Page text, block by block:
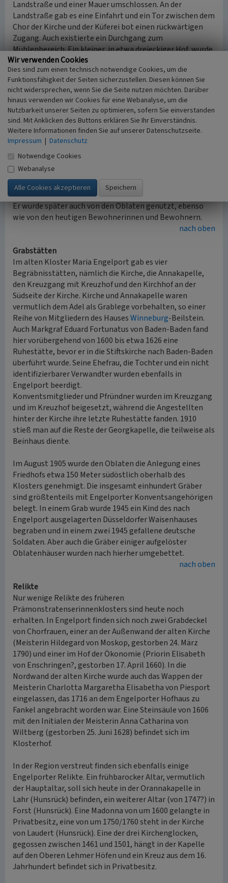
Landstraße und einer Mauer umschlossen. An der
Landstraße gab es eine Einfahrt und ein Tor zwischen dem
Chor der Kirche und der Küferei bot einen rückwärtigen
Zugang. Auch existierte ein Durchgang zum
Mühlenbereich. Ein kleiner, in etwa dreieckiger Hof, wurde
von dem Haus an der Landstraße, dem Fremdenbau und
nordwestlich von einer Mauer begrenzt. Daran schloss
sich nordwestlich der allseits ummauerte kleine
Konventsgarten an, der zur engen Klausur gehörte.
Westlich stieß der große Konventsgarten an, in den der
Fräuleinbau und das Gebäude mit dem Speisesaal und dem
Krankenzimmer hineinragten. Dieser Garten diente der
Erholung der Chorfrauen. Im sogenannten Hühnerhof
Hühnerställen; weiter gegen den Berg hin das Backhaus
und daneben an der Mauer ein Holzschuppen.
Auf der gegenüberliegenden Bachseite befand sich ein
großer Gemüsegarten, der auch für Spaziergänge diente.
Er wurde später auch von den Oblaten genutzt, ebenso
wie von den heutigen Bewohnerinnen und Bewohnern.
nach oben
Grabstätten
Im alten Kloster Maria Engelport gab es vier
Begräbnisstätten, nämlich die Kirche, die Annakapelle,
den Kreuzgang mit Kreuzhof und den Kirchhof an der
Südseite der Kirche. Kirche und Annakapelle waren
vermutlich dem Adel als Grablege vorbehalten, so einer
Reihe von Mitgliedern des HausesWinneburg-Beilstein.
Auch Markgraf Eduard Fortunatus von Baden-Baden fand
hier vorübergehend von 1600 bis etwa 1626 eine
Ruhestätte, bevor er in die Stiftskirche nach Baden-Baden
überführt wurde. Seine Ehefrau, die Tochter und ein nicht
identifizierbarer Verwandter wurden ebenfalls in
Engelport beerdigt.
Konventsmitglieder und Pfründner wurden im Kreuzgang
und im Kreuzhof beigesetzt, während die Angestellten
hinter der Kirche ihre letzte Ruhestätte fanden. 1910
stieß man auf die Reste der Georgkapelle, die teilweise als
Beinhaus diente.
Im August 1905 wurde den Oblaten die Anlegung eines
Friedhofs etwa 150 Meter südöstlich oberhalb des
Klosters genehmigt. Die insgesamt einhundert Gräber
sind größtenteils mit Engelporter Konventsangehörigen
belegt. In einem Grab wurde 1945 ein Kind des nach
Engelport ausgelagerten Düsseldorfer Waisenhauses
begraben und in einem zwei 1945 gefallene deutsche
Soldaten. Aber auch die Gräber einiger aufgelöster
Oblatenhäuser wurden nach hierher umgebettet.
nach oben
Relikte
Nur wenige Relikte des früheren
Prämonstratenserinnenklosters sind heute noch
erhalten. In Engelport finden sich noch zwei Grabdeckel
von Chorfrauen, einer an der Außenwand der alten Kirche
(Meisterin Hildegard von Moskop, gestorben 24. März
1790) und einer im Hof der Ökonomie (Priorin Elisabeth
von Enschringen?, gestorben 17. April 1660). In die
Nordwand der alten Kirche wurde auch das Wappen der
Meisterin Charlotta Margaretha Elisabetha von Piesport
eingelassen, das 1716 an dem Engelporter Hofhaus zu
Fankel angebracht worden war. Eine Steinsäule von 1606
mit den Initialen der Meisterin Anna Catharina von
Wiltberg (gestorben 25. Juni 1628) befindet sich im
Klosterhof.
In der Region verstreut finden sich ebenfalls einige
Engelporter Relikte. Ein frühbarocker Altar, vermutlich
der Hauptaltar, soll sich heute in der Orannakapelle in
Lahr (Hunsrück) befinden, ein weiterer Altar (von 1747?) in
Forst (Hunsrück). Eine Madonna von um 1600 gelangte in
Privatbesitz, eine von um 1750/1760 steht in der Kirche
von Laudert (Hunsrück). Eine der drei Kirchenglocken,
gegossen zwischen 1461 und 1501, hängt in der Kapelle
auf den Oberen Lehmer Höfen und ein Kreuz aus dem 16.
Jahrhundert befindet sich in Privatbesitz.
Wir verwenden Cookies
Dies sind zum einen technisch notwendige Cookies, um die
Funktionsfähigkeit der Seiten sicherzustellen. Diesen können Sie
nicht widersprechen, wenn Sie die Seite nutzen möchten. Darüber
hinaus verwenden wir Cookies für eine Webanalyse, um die
Nutzbarkeit unserer Seiten zu optimieren, sofern Sie einverstanden
sind. Mit Anklicken des Buttons erklären Sie Ihr Einverständnis.
Weitere Informationen finden Sie auf unserer Datenschutzseite.
Impressum | Datenschutz
Notwendige Cookies
Webanalyse